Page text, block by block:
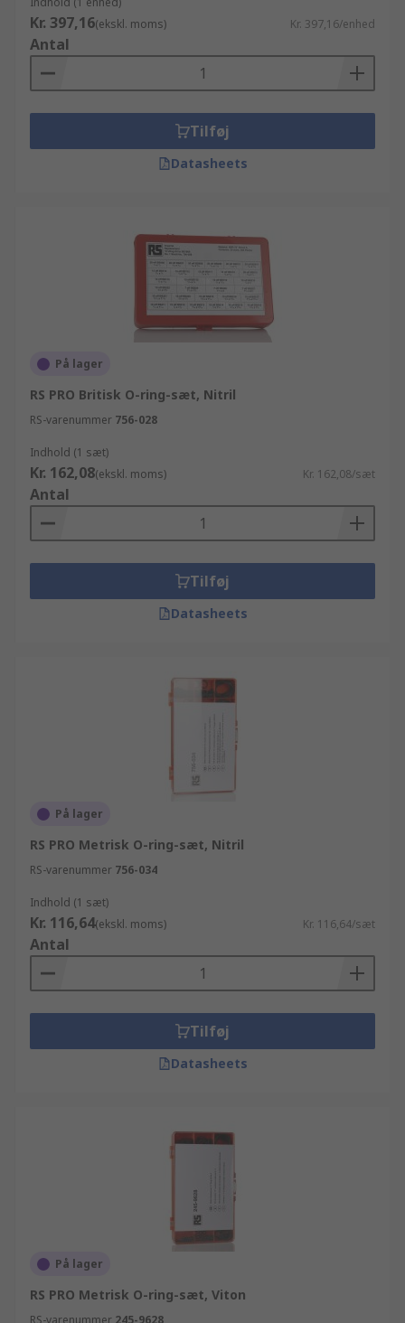
dagen efter at du har bestilt online.
Kr. 397,16(ekskl. moms) Kr. 397,16/enhed
Antal
Tilføj
Datasheets
På lager
RS PRO Britisk O-ring-sæt, Nitril
RS-varenummer 756-028
Indhold (1 sæt)
Kr. 162,08(ekskl. moms) Kr. 162,08/sæt
Antal
Tilføj
Datasheets
På lager
RS PRO Metrisk O-ring-sæt, Nitril
RS-varenummer 756-034
Indhold (1 sæt)
Kr. 116,64(ekskl. moms) Kr. 116,64/sæt
Antal
Tilføj
Datasheets
På lager
RS PRO Metrisk O-ring-sæt, Viton
RS-varenummer 245-9628